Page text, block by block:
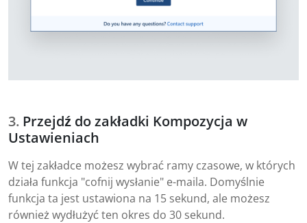
Przejdź do zakładki Kompozycja w
Ustawieniach
W tej zakładce możesz wybrać ramy czasowe, w których
działa funkcja "cofnij wysłanie" e-maila. Domyślnie
funkcja ta jest ustawiona na 15 sekund, ale możesz
również wydłużyć ten okres do 30 sekund.